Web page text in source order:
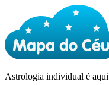
Astrologia individual é aqui